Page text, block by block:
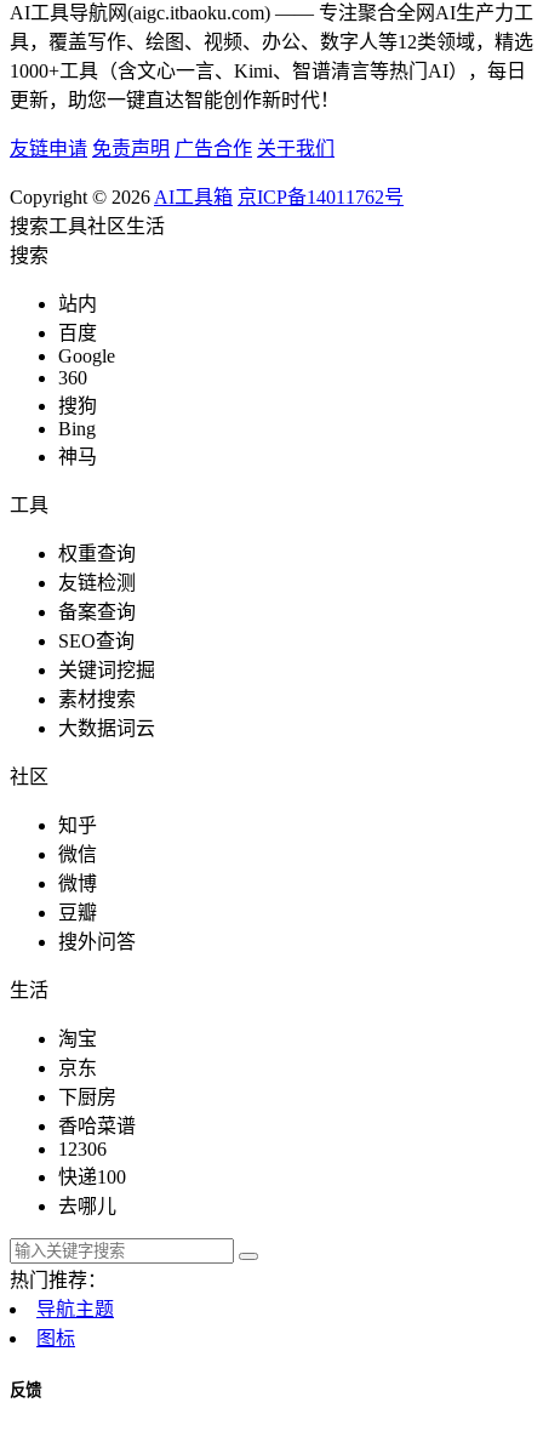
AI工具导航网(aigc.itbaoku.com) —— 专注聚合全网AI生产力工
具，覆盖写作、绘图、视频、办公、数字人等12类领域，精选
1000+工具（含文心一言、Kimi、智谱清言等热门AI），每日
更新，助您一键直达智能创作新时代！
友链申请 免责声明 广告合作 关于我们
Copyright © 2026 AI工具箱 京ICP备14011762号
搜索工具社区生活
搜索
站内
百度
Google
360
搜狗
Bing
神马
工具
权重查询
友链检测
备案查询
SEO查询
关键词挖掘
素材搜索
大数据词云
社区
知乎
微信
微博
豆瓣
搜外问答
生活
淘宝
京东
下厨房
香哈菜谱
12306
快递100
去哪儿
热门推荐：
导航主题
图标
反馈